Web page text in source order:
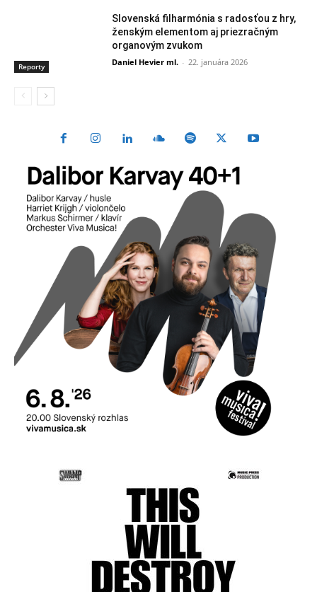
Reporty
Slovenská filharmónia s radosťou z hry,
ženským elementom aj priezračným
organovým zvukom
Daniel Hevier ml. - 22. januára 2026